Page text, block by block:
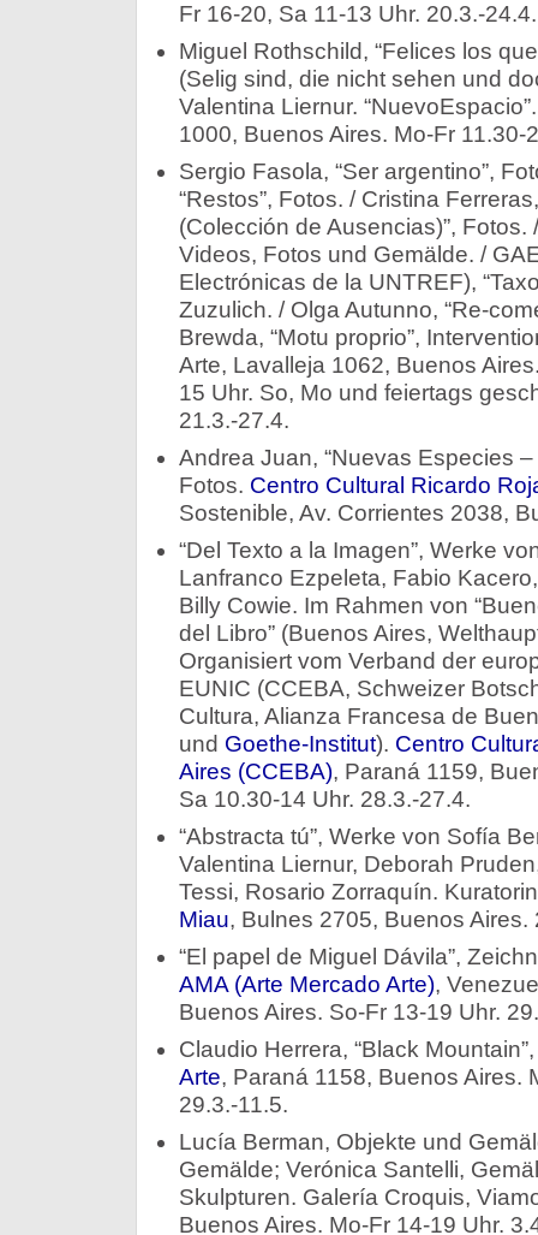
Fr 16-20, Sa 11-13 Uhr. 20.3.-24.4.
Miguel Rothschild, “Felices los
(Selig sind, die nicht sehen und
Valentina Liernur.
1000, Buenos Aires. Mo-Fr 11.30-
Sergio Fasola, “Ser argentino”,
“Restos”, Fotos. / Cristina
(Colección de Ausencias)”, Fotos.
Videos, Fotos und Gemälde. /
Electrónicas de la UNTREF),
Zuzulich. / Olga Autunno, “Re-
Brewda, “Motu proprio”,
Arte, Lavalleja 1062, Buenos
15 Uhr. So, Mo und feiertags
21.3.-27.4.
Andrea Juan, “Nuevas Especies
Fotos. Centro Cultural Ricardo
Sostenible, Av. Corrientes 2038,
“Del Texto a la Imagen”, Werke
Lanfranco Ezpeleta, Fabio
Billy Cowie. Im Rahmen von
del Libro” (Buenos Aires,
Organisiert vom Verband der
EUNIC (CCEBA, Schweizer
Cultura, Alianza Francesa de
und Goethe-Institut). Centro
Aires (CCEBA), Paraná 1159,
Sa 10.30-14 Uhr. 28.3.-27.4.
“Abstracta tú”, Werke von Sofía
Valentina Liernur, Deborah
Tessi, Rosario Zorraquín.
Miau, Bulnes 2705, Buenos Aires.
“El papel de Miguel Dávila”,
AMA (Arte Mercado Arte),
Buenos Aires. So-Fr 13-19 Uhr.
Claudio Herrera, “Black
Arte, Paraná 1158, Buenos Aires.
29.3.-11.5.
Lucía Berman, Objekte und
Gemälde; Verónica Santelli,
Skulpturen. Galería Croquis,
Buenos Aires. Mo-Fr 14-19 Uhr.